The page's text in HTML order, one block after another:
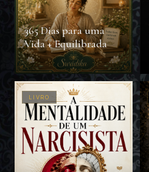
365 Dias para uma
Vida + Equilibrada
LIVRO